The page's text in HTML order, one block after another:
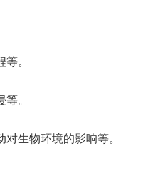
。
。
生物环境的影响等。